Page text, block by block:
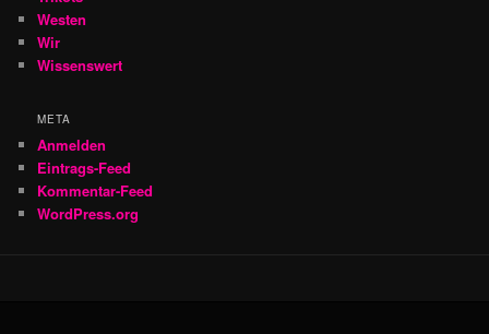
Westen
Wir
Wissenswert
META
Anmelden
Eintrags-Feed
Kommentar-Feed
WordPress.org